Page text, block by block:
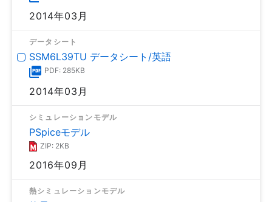
2014年03月
データシート
SSM6L39TU データシート/英語
PDF: 285KB
2014年03月
シミュレーションモデル
PSpiceモデル
ZIP: 2KB
2016年09月
熱シミュレーションモデル